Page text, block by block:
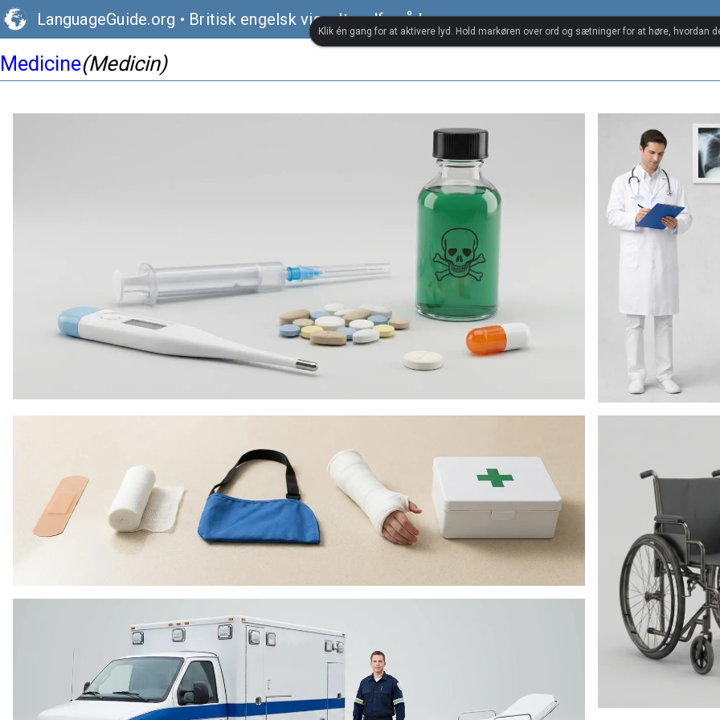
LanguageGuide.org • Britisk engelsk visuelt ordforråd
Medicine(Medicin)
Klik én gang for at aktivere lyd. Hold markøren over ord og sætninger for at høre, hvordan